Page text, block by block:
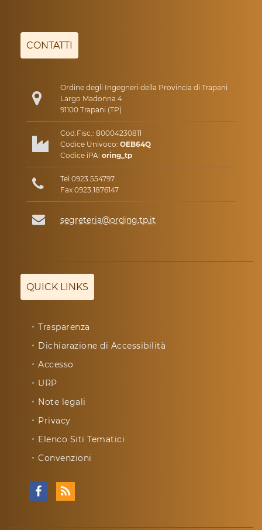
CONTATTI
Ordine degli Ingegneri della Provincia di Trapani
Largo Madonna 4
91100 Trapani (TP)
Cod.Fisc.: 80004230811
Codice Univoco: OEB64Q
Codice iPA: oring_tp
Tel 0923.554797
Fax 0923.1876147
segreteria@ording.tp.it
QUICK LINKS
Trasparenza
Dichiarazione di Accessibilità
Accesso
URP
Note legali
Privacy
Elenco Siti Tematici
Convenzioni